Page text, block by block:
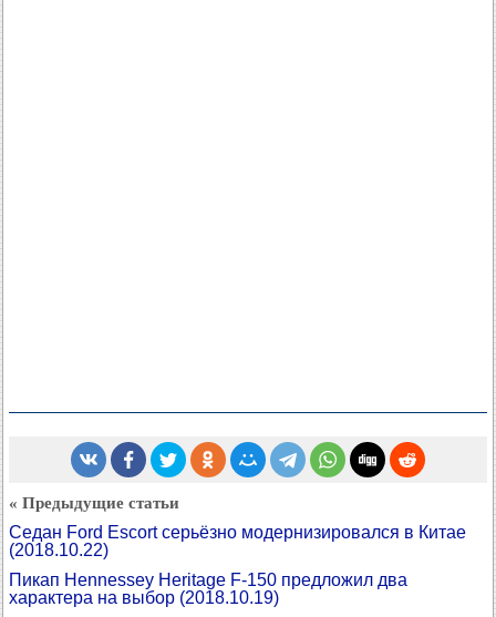
« Предыдущие статьи
Седан Ford Escort серьёзно модернизировался в Китае
(2018.10.22)
Пикап Hennessey Heritage F-150 предложил два
характера на выбор (2018.10.19)